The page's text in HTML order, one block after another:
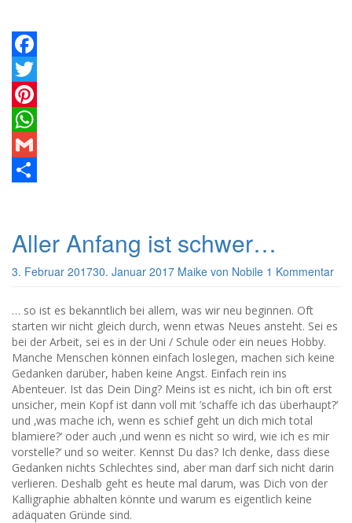
Facebook
Twitter
Pinterest
WhatsApp
Gmail
Aller Anfang ist schwer…
3. Februar 201730. Januar 2017 Maike von Nobile 1 Kommentar
… so ist es bekanntlich bei allem, was wir neu beginnen. Oft
starten wir nicht gleich durch, wenn etwas Neues ansteht. Sei es
bei der Arbeit, sei es in der Uni / Schule oder ein neues Hobby.
Manche Menschen können einfach loslegen, machen sich keine
Gedanken darüber, haben keine Angst. Einfach rein ins
Abenteuer. Ist das Dein Ding? Meins ist es nicht, ich bin oft erst
unsicher, mein Kopf ist dann voll mit ’schaffe ich das überhaupt?‘
und ‚was mache ich, wenn es schief geht un dich mich total
blamiere?‘ oder auch ‚und wenn es nicht so wird, wie ich es mir
vorstelle?‘ und so weiter. Kennst Du das? Ich denke, dass diese
Gedanken nichts Schlechtes sind, aber man darf sich nicht darin
verlieren. Deshalb geht es heute mal darum, was Dich von der
Kalligraphie abhalten könnte und warum es eigentlich keine
adäquaten Gründe sind.